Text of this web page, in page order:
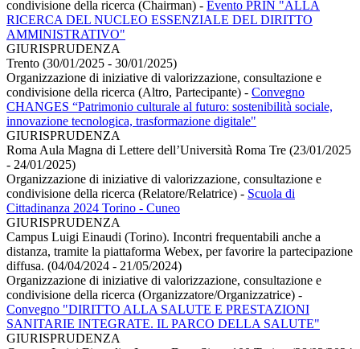
condivisione della ricerca (Chairman) - Evento PRIN "ALLA
RICERCA DEL NUCLEO ESSENZIALE DEL DIRITTO
AMMINISTRATIVO"
GIURISPRUDENZA
Trento (30/01/2025 - 30/01/2025)
Organizzazione di iniziative di valorizzazione, consultazione e
condivisione della ricerca (Altro, Partecipante) - Convegno
CHANGES “Patrimonio culturale al futuro: sostenibilità sociale,
innovazione tecnologica, trasformazione digitale"
GIURISPRUDENZA
Roma Aula Magna di Lettere dell’Università Roma Tre (23/01/2025
- 24/01/2025)
Organizzazione di iniziative di valorizzazione, consultazione e
condivisione della ricerca (Relatore/Relatrice) - Scuola di
Cittadinanza 2024 Torino - Cuneo
GIURISPRUDENZA
Campus Luigi Einaudi (Torino). Incontri frequentabili anche a
distanza, tramite la piattaforma Webex, per favorire la partecipazione
diffusa. (04/04/2024 - 21/05/2024)
Organizzazione di iniziative di valorizzazione, consultazione e
condivisione della ricerca (Organizzatore/Organizzatrice) -
Convegno "DIRITTO ALLA SALUTE E PRESTAZIONI
SANITARIE INTEGRATE. IL PARCO DELLA SALUTE"
GIURISPRUDENZA